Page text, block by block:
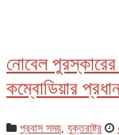
নোবেল
কম্বোডিয়ার
প্রবাস সময়, যুক্তরাষ্ট্র